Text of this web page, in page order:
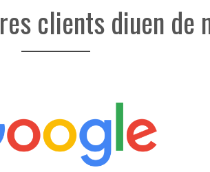
clients diuen de